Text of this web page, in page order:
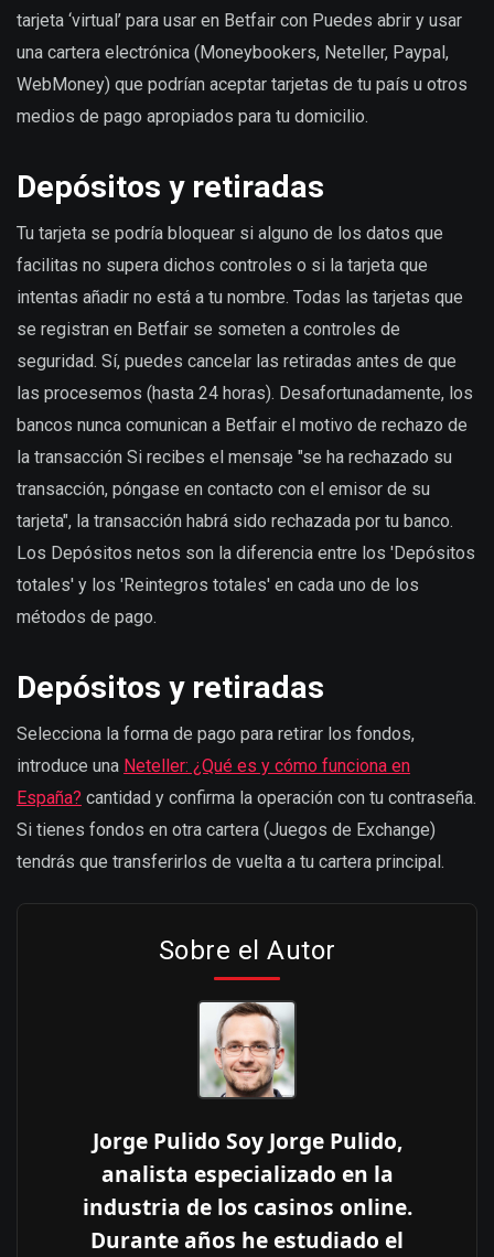
tarjeta ‘virtual’ para usar en Betfair con Puedes abrir y usar
una cartera electrónica (Moneybookers, Neteller, Paypal,
WebMoney) que podrían aceptar tarjetas de tu país u otros
medios de pago apropiados para tu domicilio.
Depósitos y retiradas
Tu tarjeta se podría bloquear si alguno de los datos que
facilitas no supera dichos controles o si la tarjeta que
intentas añadir no está a tu nombre. Todas las tarjetas que
se registran en Betfair se someten a controles de
seguridad. Sí, puedes cancelar las retiradas antes de que
las procesemos (hasta 24 horas). Desafortunadamente, los
bancos nunca comunican a Betfair el motivo de rechazo de
la transacción Si recibes el mensaje "se ha rechazado su
transacción, póngase en contacto con el emisor de su
tarjeta", la transacción habrá sido rechazada por tu banco.
Los Depósitos netos son la diferencia entre los 'Depósitos
totales' y los 'Reintegros totales' en cada uno de los
métodos de pago.
Depósitos y retiradas
Selecciona la forma de pago para retirar los fondos,
introduce una Neteller: ¿Qué es y cómo funciona en
España? cantidad y confirma la operación con tu contraseña.
Si tienes fondos en otra cartera (Juegos de Exchange)
tendrás que transferirlos de vuelta a tu cartera principal.
Sobre el Autor
Jorge Pulido Soy Jorge Pulido,
analista especializado en la
industria de los casinos online.
Durante años he estudiado el